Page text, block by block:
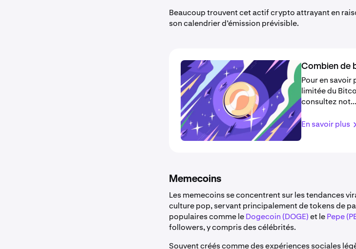
Beaucoup trouvent cet actif crypto attrayant en
son calendrier d’émission prévisible.
Combien de
Pour en savoir
limitée du
consultez not...
En savoir plus
Memecoins
Les memecoins se concentrent sur les tendances
culture pop, servant principalement de tokens de
populaires comme leDogecoin (DOGE)et lePepe
followers, y compris des célébrités.
Souvent créés comme des expériences sociales